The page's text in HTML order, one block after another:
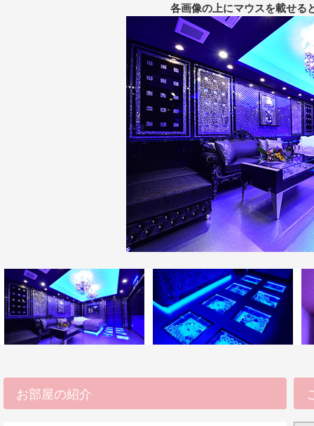
各画像の上にマウスを載せる
お部屋の紹介